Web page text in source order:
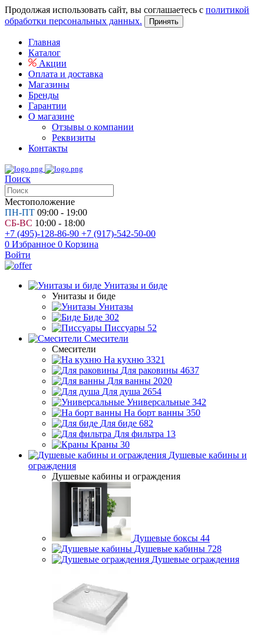
Продолжая использовать сайт, вы соглашаетесь с политикой
обработки персональных данных.
Принять
Главная
Каталог
Акции
Оплата и доставка
Магазины
Бренды
Гарантии
О магазине
Отзывы о компании
Реквизиты
Контакты
Поиск
Местоположение
ПН-ПТ 09:00 - 19:00
СБ-ВС 10:00 - 18:00
+7 (495)-128-86-90 +7 (917)-542-50-00
0 Избранное 0 Корзина
Войти
Унитазы и биде
Унитазы и биде
Унитазы
Биде 302
Писсуары 52
Смесители
Смесители
На кухню 3321
Для раковины 4637
Для ванны 2020
Для душа 2654
Универсальные 342
На борт ванны 350
Для биде 682
Для фильтра 13
Краны 30
Душевые кабины и
ограждения
Душевые кабины и ограждения
Душевые боксы 44
Душевые кабины 728
Душевые ограждения